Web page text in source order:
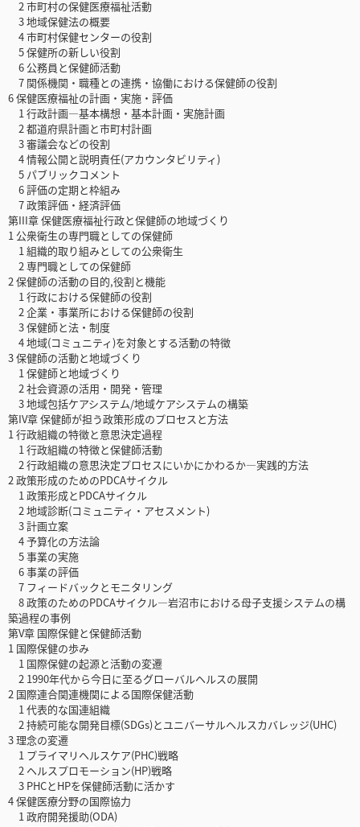
2 市町村の保健医療福祉活動
3 地域保健法の概要
4 市町村保健センターの役割
5 保健所の新しい役割
6 公務員と保健師活動
7 関係機関・職種との連携・協働における保健師の役割
6 保健医療福祉の計画・実施・評価
1 行政計画―基本構想・基本計画・実施計画
2 都道府県計画と市町村計画
3 審議会などの役割
4 情報公開と説明責任(アカウンタビリティ)
5 パブリックコメント
6 評価の定期と枠組み
7 政策評価・経済評価
第III章 保健医療福祉行政と保健師の地域づくり
1 公衆衛生の専門職としての保健師
1 組織的取り組みとしての公衆衛生
2 専門職としての保健師
2 保健師の活動の目的,役割と機能
1 行政における保健師の役割
2 企業・事業所における保健師の役割
3 保健師と法・制度
4 地域(コミュニティ)を対象とする活動の特徴
3 保健師の活動と地域づくり
1 保健師と地域づくり
2 社会資源の活用・開発・管理
3 地域包括ケアシステム/地域ケアシステムの構築
第IV章 保健師が担う政策形成のプロセスと方法
1 行政組織の特徴と意思決定過程
1 行政組織の特徴と保健師活動
2 行政組織の意思決定プロセスにいかにかわるか―実践的方法
2 政策形成のためのPDCAサイクル
1 政策形成とPDCAサイクル
2 地域診断(コミュニティ・アセスメント)
3 計画立案
4 予算化の方法論
5 事業の実施
6 事業の評価
7 フィードバックとモニタリング
8 政策のためのPDCAサイクル―岩沼市における母子支援システムの構
築過程の事例
第V章 国際保健と保健師活動
1 国際保健の歩み
1 国際保健の起源と活動の変遷
2 1990年代から今日に至るグローバルヘルスの展開
2 国際連合関連機関による国際保健活動
1 代表的な国連組織
2 持続可能な開発目標(SDGs)とユニバーサルヘルスカバレッジ(UHC)
3 理念の変遷
1 プライマリヘルスケア(PHC)戦略
2 ヘルスプロモーション(HP)戦略
3 PHCとHPを保健師活動に活かす
4 保健医療分野の国際協力
1 政府開発援助(ODA)